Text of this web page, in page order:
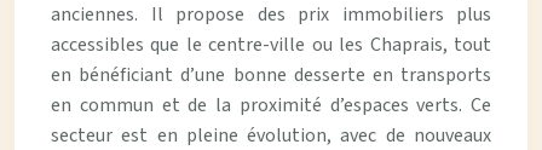
anciennes. Il propose des prix immobiliers plus
accessibles que le centre-ville ou les Chaprais, tout
en bénéficiant d’une bonne desserte en transports
en commun et de la proximité d’espaces verts. Ce
secteur est en pleine évolution, avec de nouveaux